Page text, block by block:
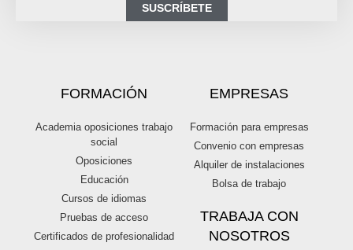
SUSCRÍBETE
FORMACIÓN
Academia oposiciones trabajo
social
Oposiciones
Educación
Cursos de idiomas
Pruebas de acceso
Certificados de profesionalidad
EMPRESAS
Formación para empresas
Convenio con empresas
Alquiler de instalaciones
Bolsa de trabajo
TRABAJA CON
NOSOTROS